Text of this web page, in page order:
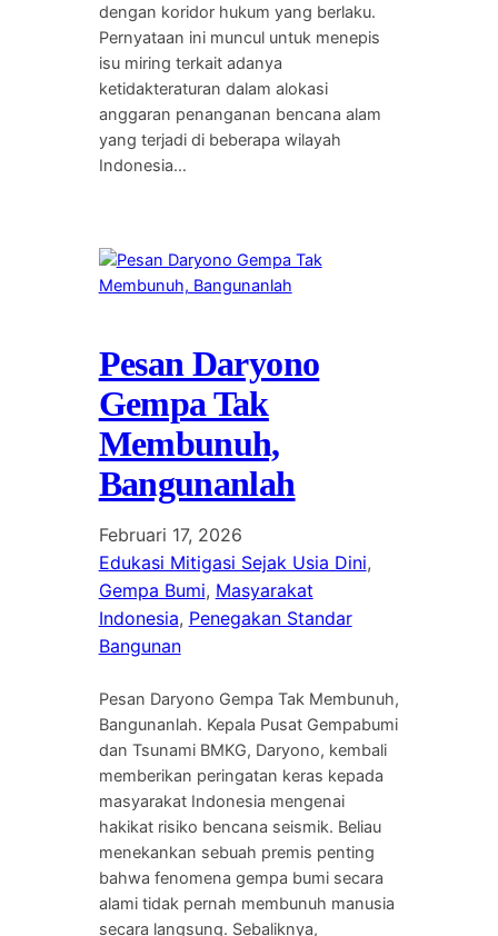
dengan koridor hukum yang berlaku.
Pernyataan ini muncul untuk menepis
isu miring terkait adanya
ketidakteraturan dalam alokasi
anggaran penanganan bencana alam
yang terjadi di beberapa wilayah
Indonesia…
Pesan Daryono
Gempa Tak
Membunuh,
Bangunanlah
Februari 17, 2026
Edukasi Mitigasi Sejak Usia Dini
Gempa Bumi, Masyarakat
Indonesia, Penegakan Standar
Bangunan
Pesan Daryono Gempa Tak Membunuh,
Bangunanlah. Kepala Pusat Gempabumi
dan Tsunami BMKG, Daryono, kembali
memberikan peringatan keras kepada
masyarakat Indonesia mengenai
hakikat risiko bencana seismik. Beliau
menekankan sebuah premis penting
bahwa fenomena gempa bumi secara
alami tidak pernah membunuh manusia
secara langsung. Sebaliknya,